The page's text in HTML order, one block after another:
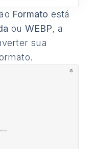
Formato está
ou WEBP, a
sua